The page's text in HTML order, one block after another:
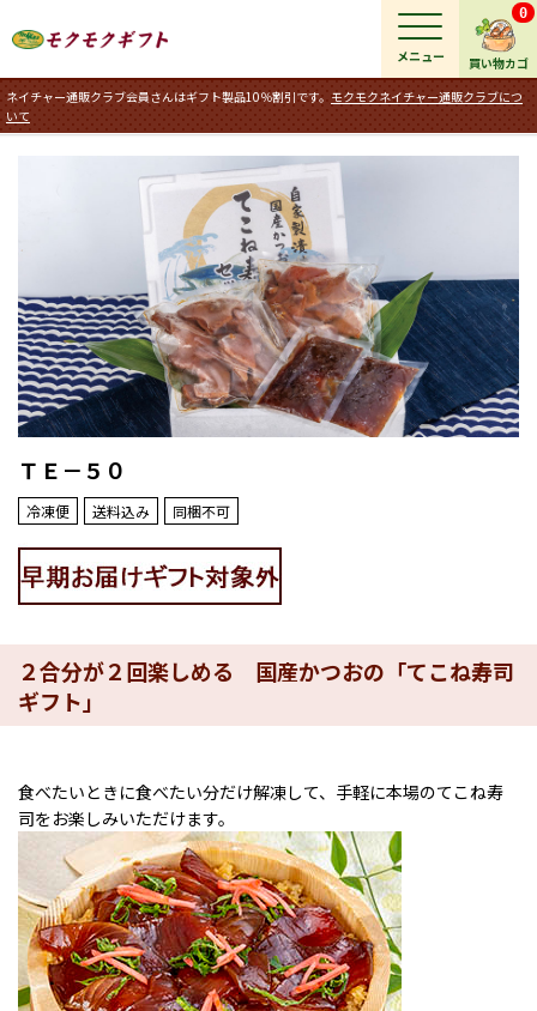
買い物カゴ
0
ネイチャー通販クラブ会員さんはギフト製品10％割引です。 モクモクネイチャー通販クラブにつ
いて
メニュー
ＴＥ－５０
冷凍便 送料込み 同梱不可
２合分が２回楽しめる 国産かつおの「てこね寿司
ギフト」
食べたいときに食べたい分だけ解凍して、手軽に本場のてこね寿
司をお楽しみいただけます。